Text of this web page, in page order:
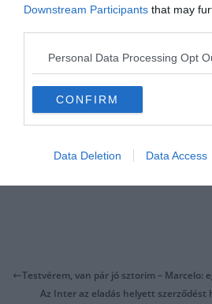
Downstream Participants that may
Personal Data Processing Opt
CONFIRM
Data Deletion Data Access
Testvérem, van pár jó sztorim – Marcelo:
Az Inter az eladás helyett szerződést